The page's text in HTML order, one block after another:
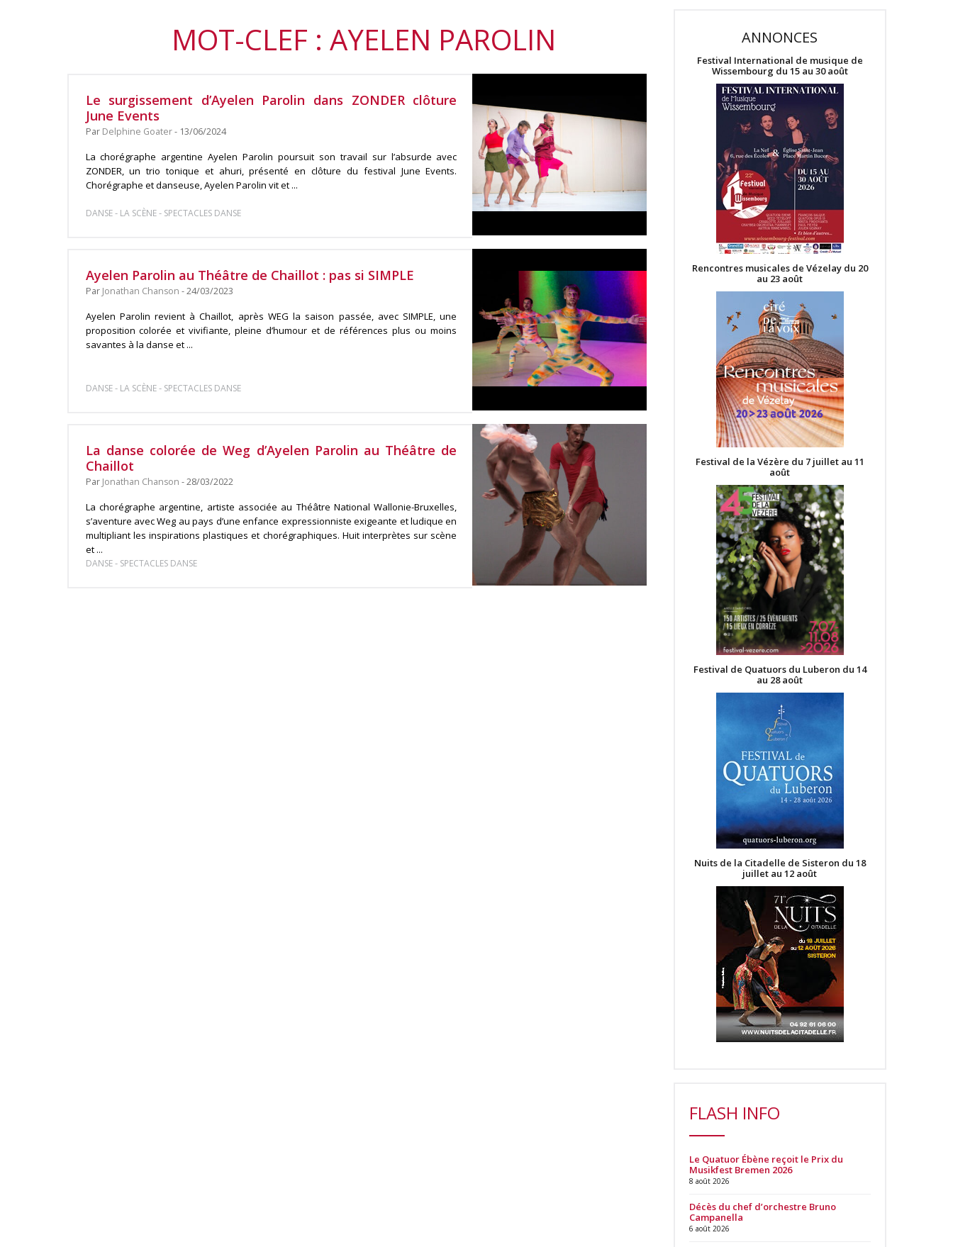
MOT-CLEF : AYELEN PAROLIN
Le surgissement d’Ayelen Parolin dans ZONDER clôture
June Events
Par Delphine Goater- 13/06/2024
La chorégraphe argentine Ayelen Parolin poursuit son travail sur l’absurde avec
ZONDER, un trio tonique et ahuri, présenté en clôture du festival June Events.
Chorégraphe et danseuse, Ayelen Parolin vit et ...
DANSE- LA SCÈNE- SPECTACLES DANSE
Ayelen Parolin au Théâtre de Chaillot : pas si SIMPLE
Par Jonathan Chanson - 24/03/2023
Ayelen Parolin revient à Chaillot, après WEG la saison passée, avec SIMPLE, une
proposition colorée et vivifiante, pleine d’humour et de références plus ou moins
savantes à la danse et ...
DANSE- LA SCÈNE- SPECTACLES DANSE
La danse colorée de Weg d’Ayelen Parolin au Théâtre de
Chaillot
Par Jonathan Chanson - 28/03/2022
La chorégraphe argentine, artiste associée au Théâtre National Wallonie-Bruxelles,
s’aventure avec Weg au pays d’une enfance expressionniste exigeante et ludique en
multipliant les inspirations plastiques et chorégraphiques. Huit interprètes sur scène
et ...
DANSE- SPECTACLES DANSE
ANNONCES
Festival International de musique de
Wissembourg du 15 au 30 août
Rencontres musicales de Vézelay du 20
au 23 août
Festival de la Vézère du 7 juillet au 11
août
Festival de Quatuors du Luberon du 14
au 28 août
Nuits de la Citadelle de Sisteron du 18
juillet au 12 août
FLASH INFO
Le Quatuor Ébène reçoit le Prix du
Musikfest Bremen 2026
8 août 2026
Décès du chef d’orchestre Bruno
Campanella
6 août 2026